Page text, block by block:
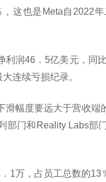
这也是Meta自2022
利润46．5亿美元，同
连续亏损纪录。
幅度要远大于营收端
部门和Reality Labs部
1万，占员工总数的